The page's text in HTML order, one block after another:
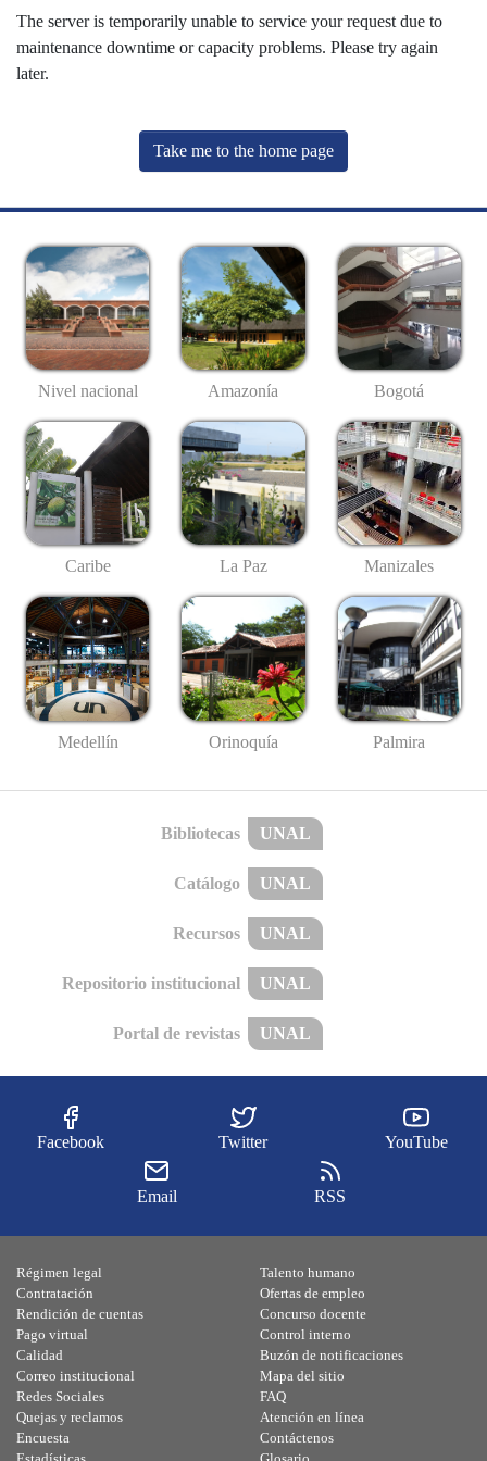
The server is temporarily unable to service your request due to
maintenance downtime or capacity problems. Please try again
later.
Take me to the home page
Nivel nacional Amazonía Bogotá
Caribe La Paz Manizales
Medellín Orinoquía Palmira
Bibliotecas UNAL
Catálogo UNAL
Recursos UNAL
Repositorio institucional UNAL
Portal de revistas UNAL
Facebook Twitter YouTube
Email RSS
Régimen legal
Contratación
Rendición de cuentas
Pago virtual
Calidad
Talento humano
Ofertas de empleo
Concurso docente
Control interno
Buzón de notificaciones
Correo institucional
Redes Sociales
Quejas y reclamos
Encuesta
Mapa del sitio
FAQ
Atención en línea
Contáctenos